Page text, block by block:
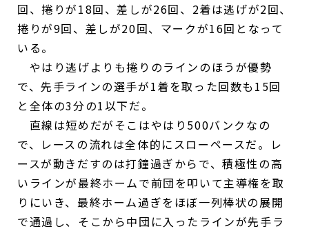
回、捲りが18回、差しが26回、2着は逃げが2回、
捲りが9回、差しが20回、マークが16回となって
いる。
やはり逃げよりも捲りのラインのほうが優勢
で、先手ラインの選手が1着を取った回数も15回
と全体の3分の1以下だ。
直線は短めだがそこはやはり500バンクなの
で、レースの流れは全体的にスローペースだ。レ
ースが動きだすのは打鐘過ぎからで、積極性の高
いラインが最終ホームで前団を叩いて主導権を取
りにいき、最終ホーム過ぎをほぼ一列棒状の展開
で通過し、そこから中団に入ったラインが先手ラ